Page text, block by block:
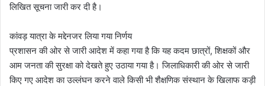
लिखित सूचना जारी कर दी है।
कांवड़ यात्रा के मद्देनजर लिया गया निर्णय
प्रशासन की ओर से जारी आदेश में कहा गया है कि यह कदम छात्रों, शिक्षकों और
आम जनता की सुरक्षा को देखते हुए उठाया गया है। जिलाधिकारी की ओर से जारी
किए गए आदेश का उल्लंघन करने वाले किसी भी शैक्षणिक संस्थान के खिलाफ कड़ी